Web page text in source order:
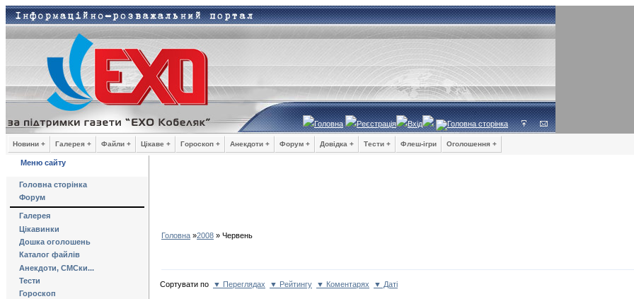
Головна Реєстрація Вхід
Новини + Галерея + Файли + Цікаве + Гороскоп + Анекдоти + Форум + Довідка + Тести + Флеш-ігри Оголошення +
Меню сайту
Головна сторінка
Форум
Галерея
Цікавинки
Дошка оголошень
Каталог файлів
Анекдоти, СМСки...
Тести
Гороскоп
Головна »2008 » Червень
Сортувати по ▼ Переглядах ▼ Рейтингу ▼ Коментарях ▼ Даті